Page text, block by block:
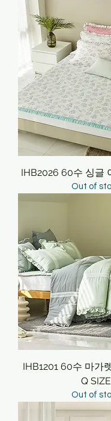
IHB2026 60수 싱글
Out of
IHB1201 60수 마가
Q SIZE
Out of